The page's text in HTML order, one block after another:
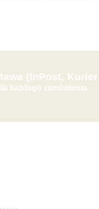
(InPost,
każdego zamówienia